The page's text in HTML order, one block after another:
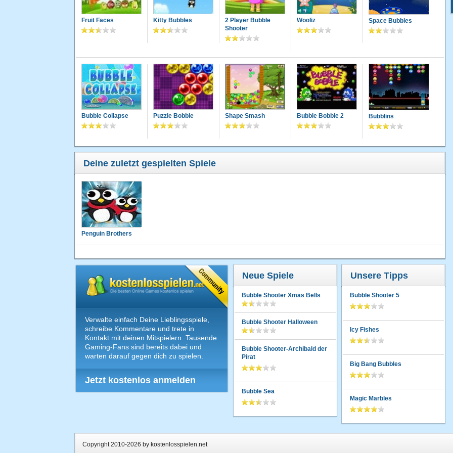
Fruit Faces Kitty Bubbles
2 Player Bubble
Shooter
Wooliz Space Bubbles
Bubble Collapse Puzzle Bobble Shape Smash Bubble Bobble 2 Bubblins
Deine zuletzt gespielten Spiele
Penguin Brothers
Verwalte einfach Deine Lieblingsspiele,
schreibe Kommentare und trete in
Kontakt mit deinen Mitspielern. Tausende
Gaming-Fans sind bereits dabei und
warten darauf gegen dich zu spielen.
Jetzt kostenlos anmelden
Neue Spiele
Bubble Shooter Xmas Bells
Bubble Shooter Halloween
Bubble Shooter-Archibald der
Pirat
Bubble Sea
Unsere Tipps
Bubble Shooter 5
Icy Fishes
Big Bang Bubbles
Magic Marbles
Copyright 2010-2026 by kostenlosspielen.net